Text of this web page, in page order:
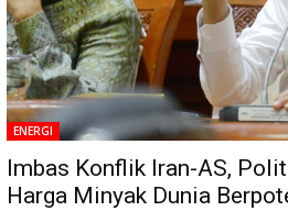
ENERGI
Imbas Konflik Iran-AS,
Harga Minyak Dunia